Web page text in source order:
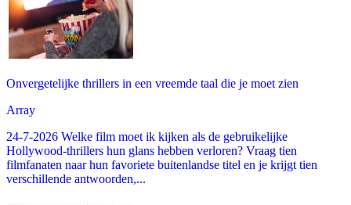
Onvergetelijke thrillers in een vreemde taal die je moet zien
Array
24-7-2026 Welke film moet ik kijken als de gebruikelijke
Hollywood-thrillers hun glans hebben verloren? Vraag tien
filmfanaten naar hun favoriete buitenlandse titel en je krijgt tien
verschillende antwoorden,...